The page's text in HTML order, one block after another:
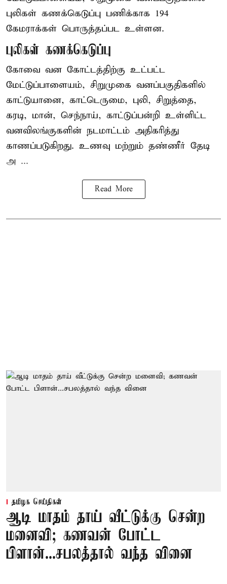
புலிகள் கணக்கெடுப்பு பணிக்காக 194
கேமராக்கள் பொருத்தப்பட உள்ளன.
புலிகள் கணக்கெடுப்பு
கோவை வன கோட்டத்திற்கு உட்பட்ட
மேட்டுப்பாளையம், சிறுமுகை வனப்பகுதிகளில்
காட்டுயானை, காட்டெருமை, புலி, சிறுத்தை,
கரடி, மான், செந்நாய், காட்டுப்பன்றி உள்ளிட்ட
வனவிலங்குகளின் நடமாட்டம் அதிகரித்து
காணப்படுகிறது. உணவு மற்றும் தண்ணீர் தேடி
அ ...
Read More
தமிழக செய்திகள்
ஆடி மாதம் தாய் வீட்டுக்கு சென்ற
மனைவி; கணவன் போட்ட
பிளான்...சபலத்தால் வந்த வினை